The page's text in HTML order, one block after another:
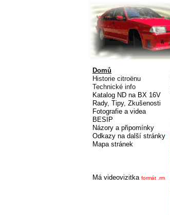
Domů
Historie citroënu
Technické info
Katalog ND na BX 16V
Rady, Tipy, Zkušenosti
Fotografie a videa
BESIP
Názory a připomínky
Odkazy na další stránky
Mapa stránek
Má videovizitka formát .rm